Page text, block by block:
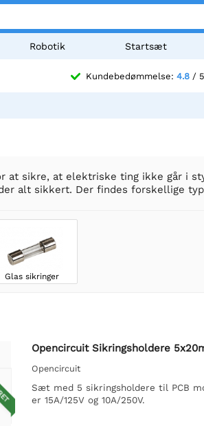
Robotik Startsæt
Kundebedømmelse: 4.8 / 5
at sikre, at elektriske ting ikke går i
alt sikkert. Der findes forskellige
Glas sikringer
Opencircuit Sikringsholdere
Opencircuit
Sæt med 5 sikringsholdere til PCB
er 15A/125V og 10A/250V.